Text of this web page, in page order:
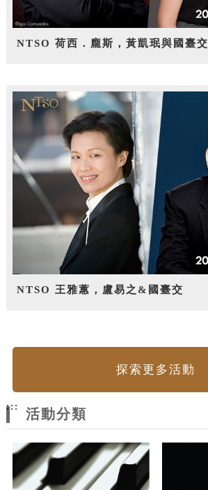
NTSO 荷西．龐斯，黃凱珉與國臺交
NTSO 王雅蕙，盧易之&國臺交
探索更多活動
:::
活動分類